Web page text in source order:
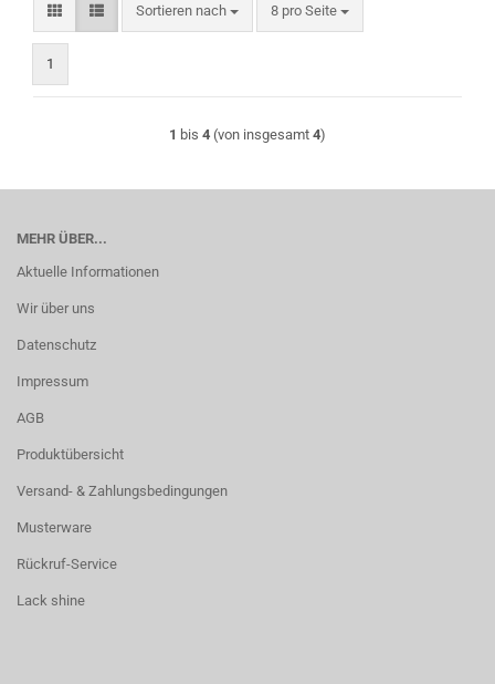
Sortieren nach
Sortieren nach 8 pro Seite
pro Seite
1
1 bis 4 (von insgesamt 4)
MEHR ÜBER...
Aktuelle Informationen
Wir über uns
Datenschutz
Impressum
AGB
Produktübersicht
Versand- & Zahlungsbedingungen
Musterware
Rückruf-Service
Lack shine